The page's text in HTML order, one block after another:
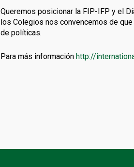
Queremos posicionar la FIP-IFP y el
los Colegios nos convencemos de
de políticas.
Para más informaciónhttp://